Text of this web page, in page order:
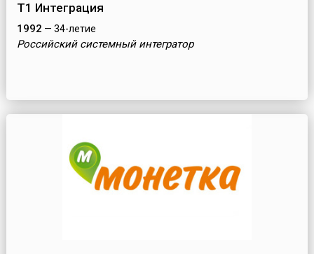
Т1 Интеграция
1992 — 34-летие
Российский системный интегратор